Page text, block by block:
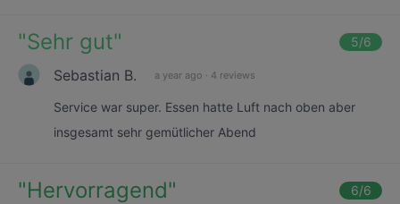
"Sehr gut" 5/6
Sebastian B. a year ago · 4 reviews
Service war super. Essen hatte Luft nach oben aber
insgesamt sehr gemütlicher Abend
"Hervorragend" 6/6